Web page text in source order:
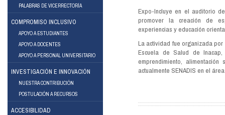
PALABRAS DE VICERRECTORÍA
COMPROMISO INCLUSIVO
APOYO A ESTUDIANTES
APOYO A DOCENTES
APOYO A PERSONAL UNIVERSITARIO
INVESTIGACIÓN E INNOVACIÓN
NUESTRA CONTRIBUCIÓN
POSTULACIÓN A RECURSOS
ACCESIBILIDAD
Expo-Incluye en el auditorio
promover la creación de
experiencias y educación
La actividad fue organizada por
Escuela de Salud de
emprendimiento,
actualmente SENADIS en el
Instagram